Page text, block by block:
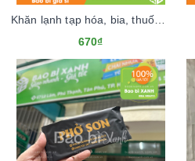
Khăn lạnh tạp hóa, bia, thuốc tây Khánh Dương
670₫